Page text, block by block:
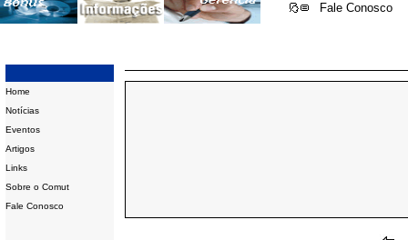
Fale Conosco
Home
Notícias
Eventos
Artigos
Links
Sobre o Comut
Fale Conosco